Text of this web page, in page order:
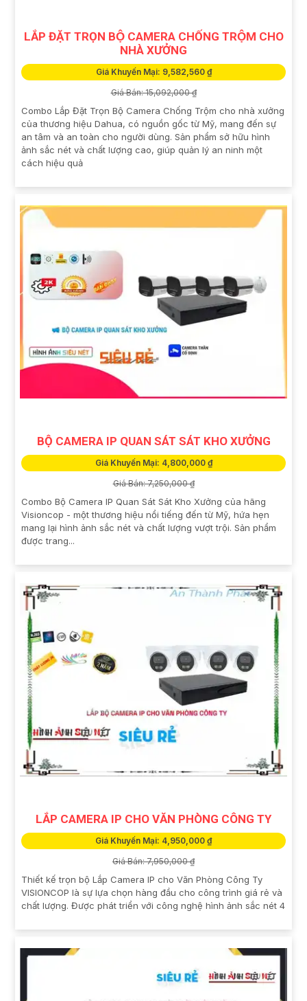
LẮP ĐẶT TRỌN BỘ CAMERA CHỐNG TRỘM CHO
NHÀ XƯỞNG
Giá Khuyến Mại: 9,582,560 ₫
Giá Bán: 15,092,000 ₫
Combo Lắp Đặt Trọn Bộ Camera Chống Trộm cho nhà xưởng
của thương hiệu Dahua, có nguồn gốc từ Mỹ, mang đến sự
an tâm và an toàn cho người dùng. Sản phẩm sở hữu hình
ảnh sắc nét và chất lượng cao, giúp quản lý an ninh một
cách hiệu quả
BỘ CAMERA IP QUAN SÁT SÁT KHO XƯỞNG
Giá Khuyến Mại: 4,800,000 ₫
Giá Bán: 7,250,000 ₫
Combo Bộ Camera IP Quan Sát Sát Kho Xưởng của hãng
Visioncop - một thương hiệu nổi tiếng đến từ Mỹ, hứa hẹn
mang lại hình ảnh sắc nét và chất lượng vượt trội. Sản phẩm
được trang...
LẮP CAMERA IP CHO VĂN PHÒNG CÔNG TY
Giá Khuyến Mại: 4,950,000 ₫
Giá Bán: 7,950,000 ₫
Thiết kế trọn bộ Lắp Camera IP cho Văn Phòng Công Ty
VISIONCOP là sự lựa chọn hàng đầu cho công trình giá rẻ và
chất lượng. Được phát triển với công nghệ hình ảnh sắc nét 4